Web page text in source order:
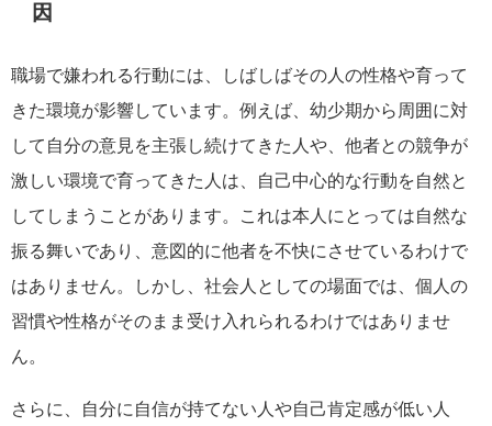
因
職場で嫌われる行動には、しばしばその人の性格や育って
きた環境が影響しています。例えば、幼少期から周囲に対
して自分の意見を主張し続けてきた人や、他者との競争が
激しい環境で育ってきた人は、自己中心的な行動を自然と
してしまうことがあります。これは本人にとっては自然な
振る舞いであり、意図的に他者を不快にさせているわけで
はありません。しかし、社会人としての場面では、個人の
習慣や性格がそのまま受け入れられるわけではありませ
ん。
さらに、自分に自信が持てない人や自己肯定感が低い人